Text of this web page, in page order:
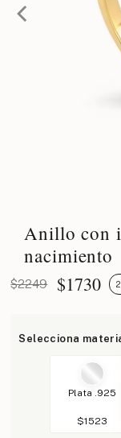
Anillo con
nacimiento
$2249 $1730
Selecciona
Plata .925
$1523